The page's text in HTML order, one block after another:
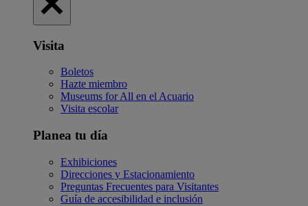
Visita
Boletos
Hazte miembro
Museums for All en el Acuario
Visita escolar
Planea tu día
Exhibiciones
Direcciones y Estacionamiento
Preguntas Frecuentes para Visitantes
Guía de accesibilidad e inclusión